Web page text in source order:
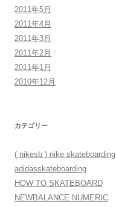
2011年5月
2011年4月
2011年3月
2011年2月
2011年1月
2010年12月
カテゴリー
( nikesb ) nike skateboarding
adidasskateboarding
HOW TO SKATEBOARD
NEWBALANCE NUMERIC